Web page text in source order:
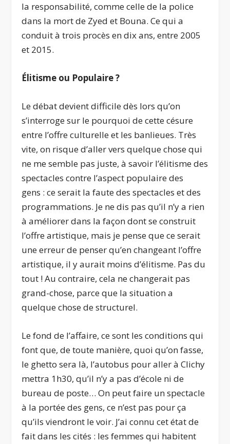
la responsabilité, comme celle de la police
dans la mort de Zyed et Bouna. Ce qui a
conduit à trois procès en dix ans, entre 2005
et 2015.
Élitisme ou Populaire ?
Le débat devient difficile dès lors qu’on
s’interroge sur le pourquoi de cette césure
entre l’offre culturelle et les banlieues. Très
vite, on risque d’aller vers quelque chose qui
ne me semble pas juste, à savoir l’élitisme des
spectacles contre l’aspect populaire des
gens : ce serait la faute des spectacles et des
programmations. Je ne dis pas qu’il n’y a rien
à améliorer dans la façon dont se construit
l’offre artistique, mais je pense que ce serait
une erreur de penser qu’en changeant l’offre
artistique, il y aurait moins d’élitisme. Pas du
tout ! Au contraire, cela ne changerait pas
grand-chose, parce que la situation a
quelque chose de structurel.
Le fond de l’affaire, ce sont les conditions qui
font que, de toute manière, quoi qu’on fasse,
le ghetto sera là, l’autobus pour aller à Clichy
mettra 1h30, qu’il n’y a pas d’école ni de
bureau de poste… On peut faire un spectacle
à la portée des gens, ce n’est pas pour ça
qu’ils viendront le voir. J’ai connu cet état de
fait dans les cités : les femmes qui habitent